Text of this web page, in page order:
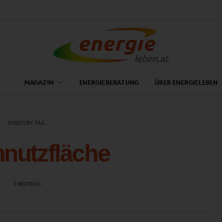
MAGAZIN ENERGIEBERATUNG ÜBER ENERGIELEBEN
POSTS BY TAG
1 BEITRAG